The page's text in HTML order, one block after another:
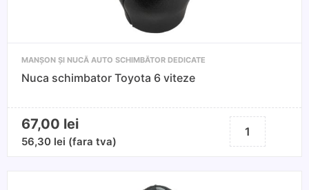
MANȘON ȘI NUCĂ AUTO SCHIMBĂTOR DEDICATE
Nuca schimbator Toyota 6 viteze
67,00 lei
56,30 lei (fara tva)
Cantitate
Nuca